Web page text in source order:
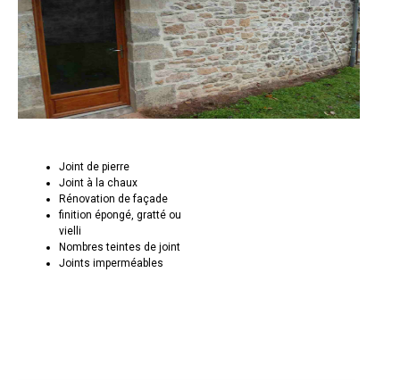
Joint de pierre
Joint à la chaux
Rénovation de façade
finition épongé, gratté ou
vielli
Nombres teintes de joint
Joints imperméables